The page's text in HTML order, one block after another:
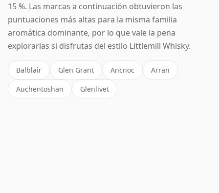
15 %. Las marcas a continuación obtuvieron las
puntuaciones más altas para la misma familia
aromática dominante, por lo que vale la pena
explorarlas si disfrutas del estilo Littlemill Whisky.
Balblair Glen Grant Ancnoc Arran
Auchentoshan Glenlivet